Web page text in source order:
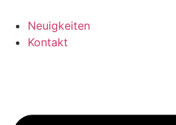
Neuigkeiten
Kontakt